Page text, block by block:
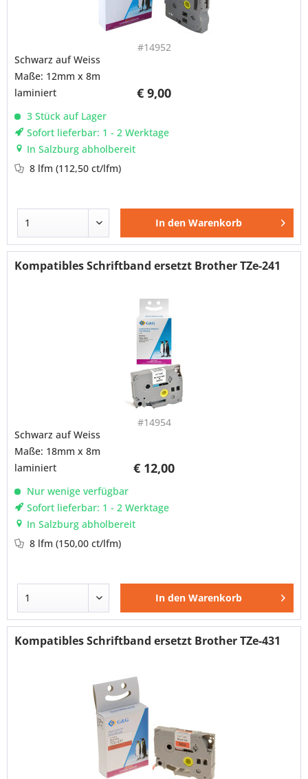
#14952
€ 9,00
Schwarz auf Weiss
Maße: 12mm x 8m
laminiert
3 Stück auf Lager
Sofort lieferbar: 1 - 2 Werktage
In Salzburg abholbereit
8 lfm(112,50 ct/lfm)
In den Warenkorb
Kompatibles Schriftband ersetzt Brother TZe-241
#14954
€ 12,00
Schwarz auf Weiss
Maße: 18mm x 8m
laminiert
Nur wenige verfügbar
Sofort lieferbar: 1 - 2 Werktage
In Salzburg abholbereit
8 lfm(150,00 ct/lfm)
In den Warenkorb
Kompatibles Schriftband ersetzt Brother TZe-431